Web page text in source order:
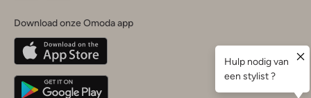
Belgique(Français)
Deutschland
Download onze Omoda app